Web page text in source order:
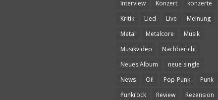
Interview
Konzert
konzerte
Kritik
Lied Live
Meinung
Metal
Metalcore
Musik
Musikvideo
Nachbericht
Neues Album
neue single
News
Oi! Pop-Punk
Punk
Punkrock
Review
Rezension